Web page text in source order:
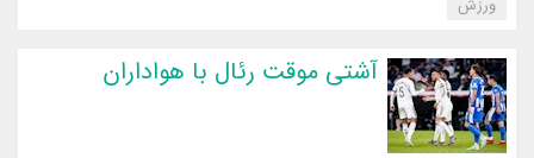
‌ورزش
آشتی موقت رئال با هواداران